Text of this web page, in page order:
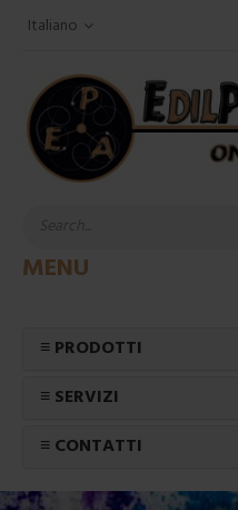
Italiano
MENU
≡ PRODOTTI
≡ SERVIZI
≡ CONTATTI